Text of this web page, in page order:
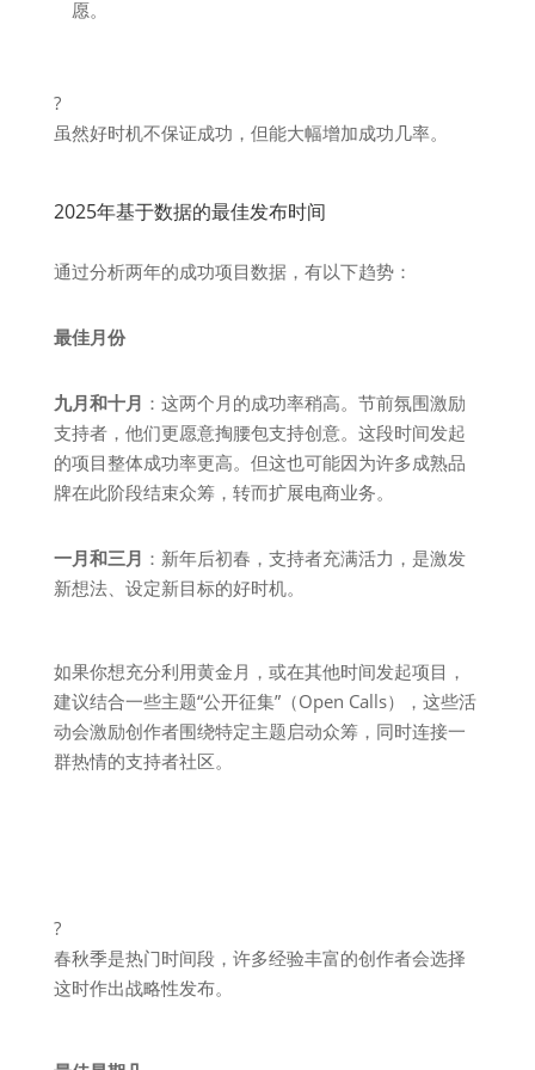
愿。
?
虽然好时机不保证成功，但能大幅增加成功几率。
2025年基于数据的最佳发布时间
通过分析两年的成功项目数据，有以下趋势：
最佳月份
九月和十月 ：这两个月的成功率稍高。节前氛围激励
支持者，他们更愿意掏腰包支持创意。这段时间发起
的项目整体成功率更高。但这也可能因为许多成熟品
牌在此阶段结束众筹，转而扩展电商业务。
一月和三月 ：新年后初春，支持者充满活力，是激发
新想法、设定新目标的好时机。
如果你想充分利用黄金月，或在其他时间发起项目，
建议结合一些主题“公开征集”（Open Calls），这些活
动会激励创作者围绕特定主题启动众筹，同时连接一
群热情的支持者社区。
?️
春秋季是热门时间段，许多经验丰富的创作者会选择
这时作出战略性发布。